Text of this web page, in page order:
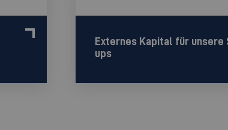
Externes Kapital für unsere
ups